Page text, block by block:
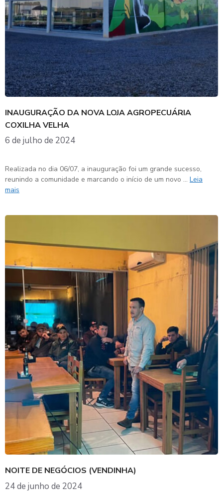
INAUGURAÇÃO DA NOVA LOJA AGROPECUÁRIA
COXILHA VELHA
6 de julho de 2024
Realizada no dia 06/07, a inauguração foi um grande sucesso,
reunindo a comunidade e marcando o início de um novo … Leia
mais
NOITE DE NEGÓCIOS (VENDINHA)
24 de junho de 2024